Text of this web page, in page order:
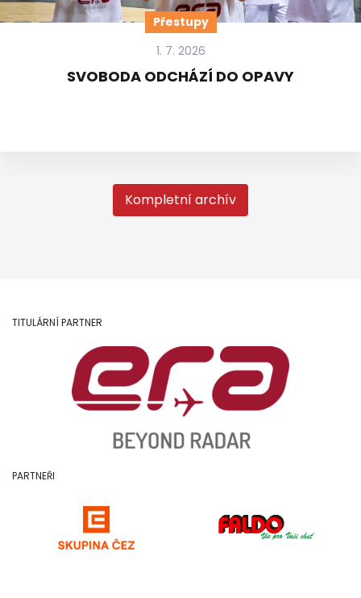
Přestupy
1. 7. 2026
SVOBODA ODCHÁZÍ DO OPAVY
Kompletní archív
TITULÁRNÍ PARTNER
PARTNEŘI